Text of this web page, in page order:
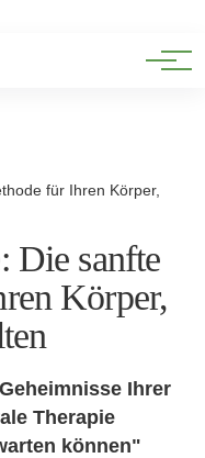
für Ihren Körper,
Die sanfte
Körper,
Ihrer
Therapie
können"